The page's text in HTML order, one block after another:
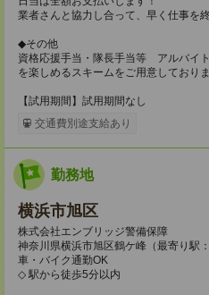
業者さんと協力し合って、早く仕事を
◆その他
資格応援手当・隊長手当等 アルバイ
を楽しめるスキームをご用意しており
【試用期間】試用期間なし
交通費別途支給あり
勤務地
横浜市旭区
株式会社エンブリッジ警備保障
神奈川県横浜市旭区鶴ケ峰（最寄り駅：
車・バイク通勤OK
◇ 駅から徒歩5分以内